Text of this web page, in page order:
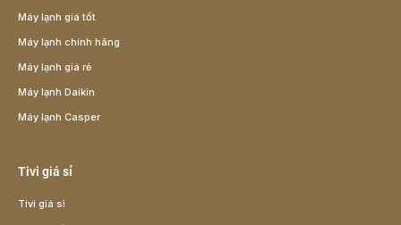
Máy lạnh giá tốt
Máy lạnh chính hãng
Máy lạnh giá rẻ
Máy lạnh Daikin
Máy lạnh Casper
Tivi giá sỉ
Tivi giá sỉ